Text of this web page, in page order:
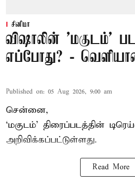
சினிமா
விஷாலின் 'மகுடம்'
எப்போது? -
Published on: 05 Aug 2026, 9:00 am
சென்னை,
‘மகுடம்’ திரைப்படத்தின்
அறிவிக்கப்பட்டுள்ளது.
Read More